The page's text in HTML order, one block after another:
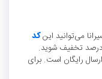
می‌توانید اینکد
را اعمال کنید تا مشمول 40 درصد تخفیف شوید.
شامل ارسال رایگان است. برای